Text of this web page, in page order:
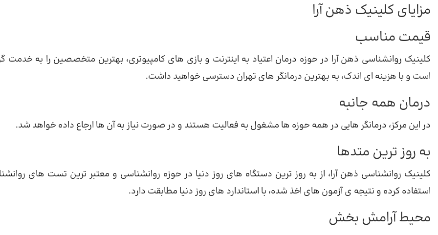
مزایای کلینیک ذهن آرا
قیمت مناسب
کلینیک روانشناسی ذهن آرا در حوزه درمان اعتیاد به اینترنت و بازی های کامپیوتری، بهترین متخصصین را به خدمت
است و با هزینه ای اندک، به بهترین درمانگر های تهران دسترسی خواهید داشت.
درمان همه جانبه
در این مرکز، درمانگر هایی در همه حوزه ها مشغول به فعالیت هستند و در صورت نیاز به آن ها ارجاع داده خواهد شد.
به روز ترین متدها
کلینیک روانشناسی ذهن آرا، از به روز ترین دستگاه های روز دنیا در حوزه روانشناسی و معتبر ترین تست های
استفاده کرده و نتیجه ی آزمون های اخذ شده، با استاندارد های روز دنیا مطابقت دارد.
محیط آرامش بخش